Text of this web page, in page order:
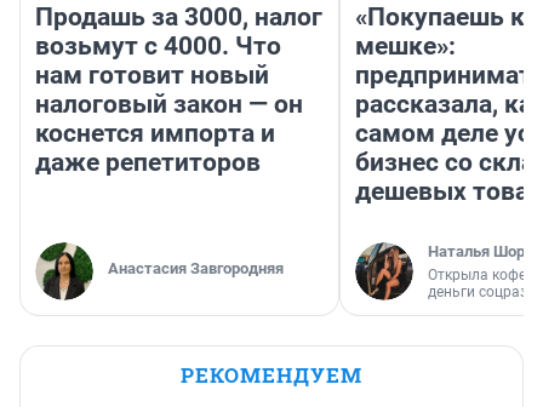
Продашь за 3000, налог
возьмут с 4000. Что
нам готовит новый
налоговый закон — он
коснется импорта и
даже репетиторов
Анастасия Завгородняя
«Покупаешь
мешке»:
рассказала,
самом деле
бизнес со
дешевых
Наталья
Открыла
деньги
РЕКОМЕНДУЕМ